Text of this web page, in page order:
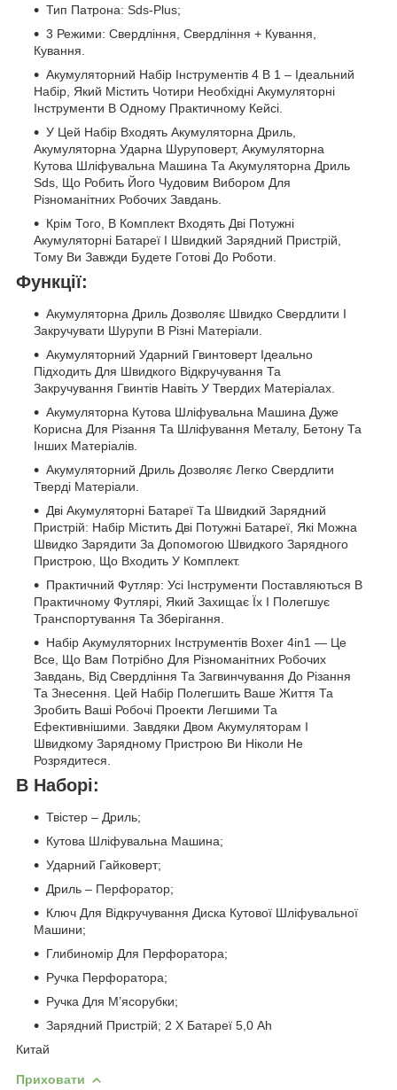
Тип Патрона: Sds-Plus;
3 Режими: Свердління, Свердління + Кування,
Кування.
Акумуляторний Набір Інструментів 4 В 1 – Ідеальний
Набір, Який Містить Чотири Необхідні Акумуляторні
Інструменти В Одному Практичному Кейсі.
У Цей Набір Входять Акумуляторна Дриль,
Акумуляторна Ударна Шуруповерт, Акумуляторна
Кутова Шліфувальна Машина Та Акумуляторна Дриль
Sds, Що Робить Його Чудовим Вибором Для
Різноманітних Робочих Завдань.
Крім Того, В Комплект Входять Дві Потужні
Акумуляторні Батареї І Швидкий Зарядний Пристрій,
Тому Ви Завжди Будете Готові До Роботи.
Функції:
Акумуляторна Дриль Дозволяє Швидко Свердлити І
Закручувати Шурупи В Різні Матеріали.
Акумуляторний Ударний Гвинтоверт Ідеально
Підходить Для Швидкого Відкручування Та
Закручування Гвинтів Навіть У Твердих Матеріалах.
Акумуляторна Кутова Шліфувальна Машина Дуже
Корисна Для Різання Та Шліфування Металу, Бетону Та
Інших Матеріалів.
Акумуляторний Дриль Дозволяє Легко Свердлити
Тверді Матеріали.
Дві Акумуляторні Батареї Та Швидкий Зарядний
Пристрій: Набір Містить Дві Потужні Батареї, Які Можна
Швидко Зарядити За Допомогою Швидкого Зарядного
Пристрою, Що Входить У Комплект.
Практичний Футляр: Усі Інструменти Поставляються В
Практичному Футлярі, Який Захищає Їх І Полегшує
Транспортування Та Зберігання.
Набір Акумуляторних Інструментів Boxer 4in1 — Це
Все, Що Вам Потрібно Для Різноманітних Робочих
Завдань, Від Свердління Та Загвинчування До Різання
Та Знесення. Цей Набір Полегшить Ваше Життя Та
Зробить Ваші Робочі Проекти Легшими Та
Ефективнішими. Завдяки Двом Акумуляторам І
Швидкому Зарядному Пристрою Ви Ніколи Не
Розрядитеся.
В Наборі:
Твістер – Дриль;
Кутова Шліфувальна Машина;
Ударний Гайковерт;
Дриль – Перфоратор;
Ключ Для Відкручування Диска Кутової Шліфувальної
Машини;
Глибиномір Для Перфоратора;
Ручка Перфоратора;
Ручка Для М’ясорубки;
Зарядний Пристрій; 2 Х Батареї 5,0 Ah
Китай
Приховати